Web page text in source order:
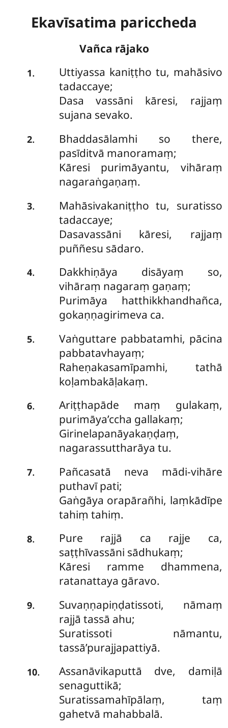
Ekavīsatima pariccheda
Vañca rājako
1. Uttiyassa kaniṭṭho tu, mahāsivo
tadaccaye;
Dasa vassāni kāresi, rajjaṃ
sujana sevako.
2.
Bhaddasālamhi so there,
pasīditvā manoramaṃ;
Kāresi purimāyantu, vihāraṃ
nagaraṅgaṇaṃ.
3.
Mahāsivakaniṭṭho tu, suratisso
tadaccaye;
Dasavassāni kāresi, rajjaṃ
puññesu sādaro.
4.
Dakkhiṇāya disāyaṃ so,
vihāraṃ nagaraṃ gaṇaṃ;
Purimāya hatthikkhandhañca,
gokaṇṇagirimeva ca.
5.
Vaṅguttare pabbatamhi, pācina
pabbatavhayaṃ;
Raheṇakasamīpamhi, tathā
koḷambakāḷakaṃ.
6.
Ariṭṭhapāde maṃ gulakaṃ,
purimāya’ccha gallakaṃ;
Girinelapanāyakaṇḍaṃ,
nagarassuttharāya tu.
7. Pañcasatā neva mādi-vihāre
puthavī pati;
Gaṅgāya orapārañhi, laṃkādīpe
tahiṃ tahiṃ.
8.
Pure rajjā ca rajje ca,
saṭṭhīvassāni sādhukaṃ;
Kāresi ramme dhammena,
ratanattaya gāravo.
9.
Suvaṇṇapiṇḍatissoti, nāmaṃ
rajjā tassā ahu;
Suratissoti nāmantu,
tassā’purajjapattiyā.
10.
Assanāvikaputtā dve, damiḷā
senaguttikā;
Suratissamahīpālaṃ, taṃ
gahetvā mahabbalā.